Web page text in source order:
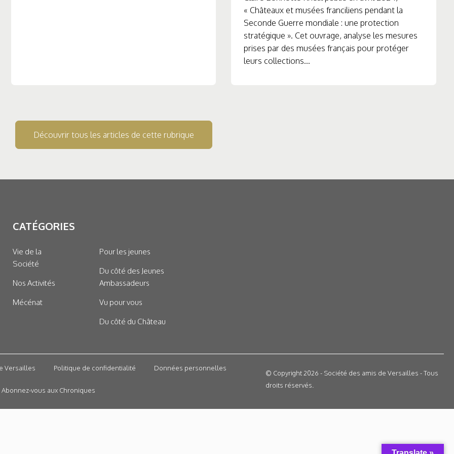
« Châteaux et musées franciliens pendant la
Seconde Guerre mondiale : une protection
stratégique ». Cet ouvrage, analyse les mesures
prises par des musées français pour protéger
leurs collections...
Découvrir tous les articles de cette rubrique
CATÉGORIES
Vie de la
Société
Nos Activités
Mécénat
Pour les jeunes
Du côté des Jeunes
Ambassadeurs
Vu pour vous
Du côté du Château
Versailles Politique de confidentialité Données personnelles
Abonnez-vous aux Chroniques
© Copyright 2026 - Société des amis de Versailles - Tous
droits réservés.